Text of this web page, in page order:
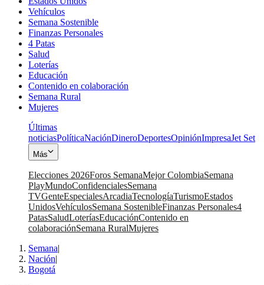
Vehículos
Semana Sostenible
Finanzas Personales
4 Patas
Salud
Loterías
Educación
Contenido en colaboración
Semana Rural
Mujeres
Últimas
noticiasPolíticaNaciónDineroDeportesOpiniónImpresaJet Set
Más
Elecciones 2026Foros SemanaMejor ColombiaSemana
PlayMundoConfidencialesSemana
TVGenteEspecialesArcadiaTecnologíaTurismoEstados
UnidosVehículosSemana SostenibleFinanzas Personales4
PatasSaludLoteríasEducaciónContenido en
colaboraciónSemana RuralMujeres
Semana|
Nación|
Bogotá